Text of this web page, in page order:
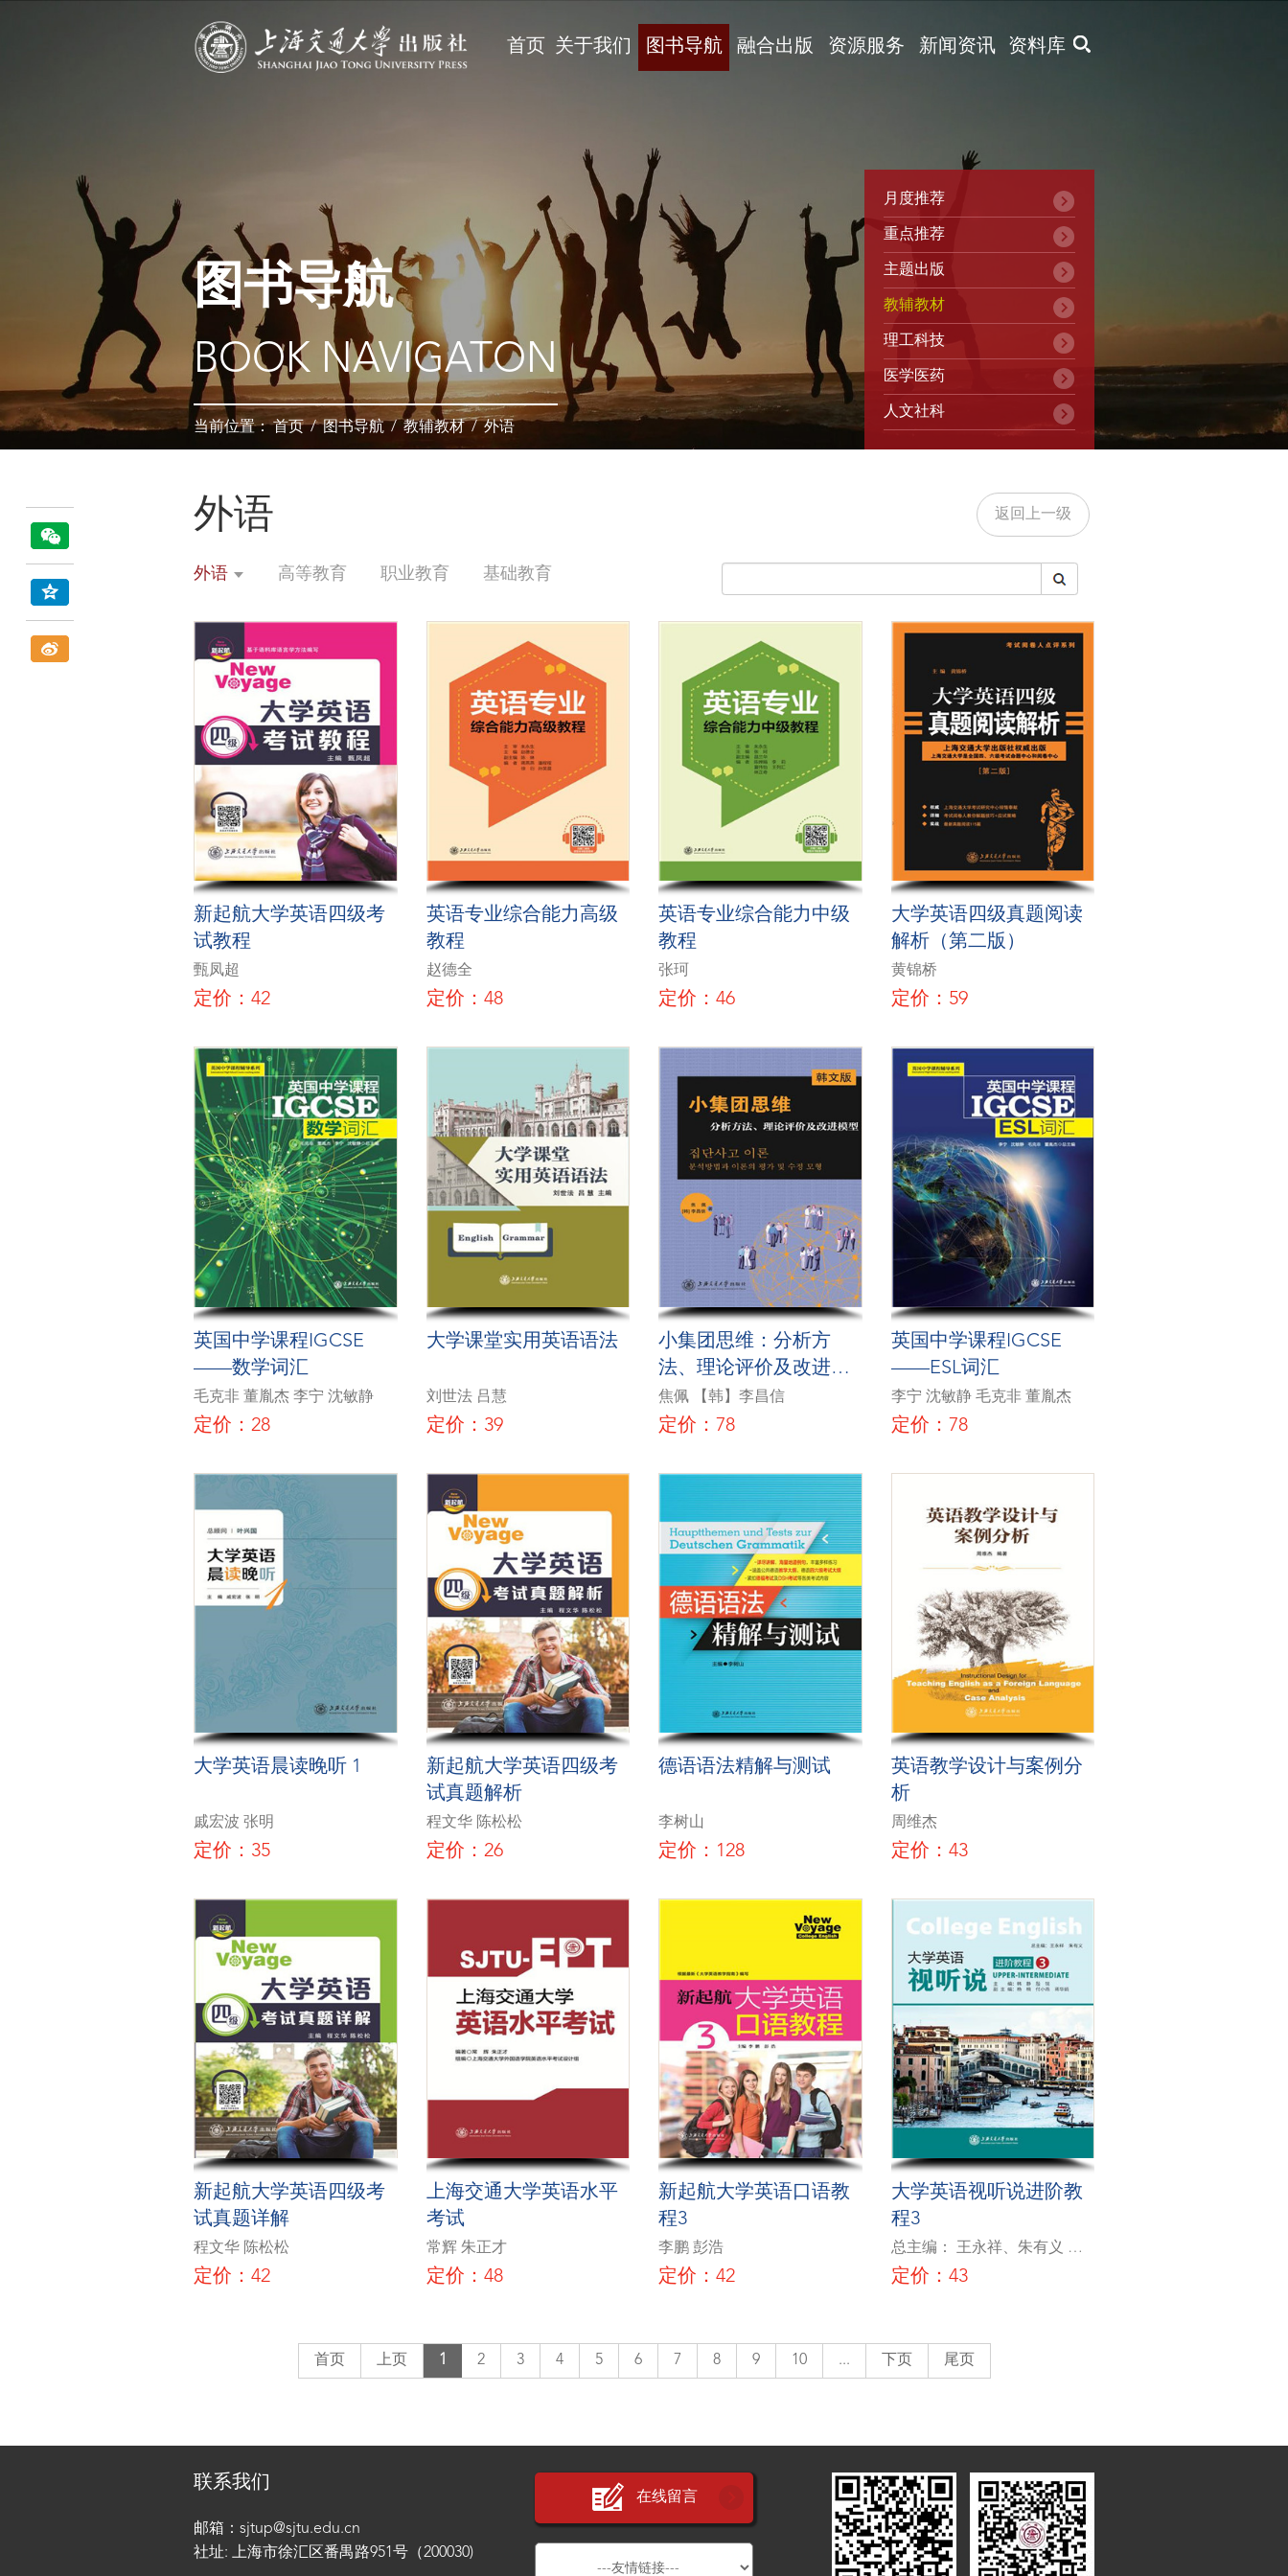
X
首页 关于我们 图书导航 融合出版 资源服务 新闻资讯 资料库
图书导航
BOOK NAVIGATON
当前位置：首页/图书导航 / 教辅教材 / 外语
月度推荐
重点推荐
主题出版
教辅教材
理工科技
医学医药
人文社科
外语 返回上一级
外语 高等教育 职业教育 基础教育
新起航大学英语四级考
试教程
甄凤超
定价：42
英语专业综合能力高级
教程
赵德全
定价：48
英语专业综合能力中级
教程
张珂
定价：46
大学英语四级真题阅读
解析（第二版）
黄锦桥
定价：59
英国中学课程IGCSE
——数学词汇
毛克非 董胤杰 李宁 沈敏静
定价：28
大学课堂实用英语语法
刘世法 吕慧
定价：39
小集团思维：分析方
法、理论评价及改进模
型（韩文版）
焦佩 【韩】李昌信
定价：78
英国中学课程IGCSE
——ESL词汇
李宁 沈敏静 毛克非 董胤杰
定价：78
大学英语晨读晚听 1
戚宏波 张明
定价：35
新起航大学英语四级考
试真题解析
程文华 陈松松
定价：26
德语语法精解与测试
李树山
定价：128
英语教学设计与案例分
析
周维杰
定价：43
新起航大学英语四级考
试真题详解
程文华 陈松松
定价：42
上海交通大学英语水平
考试
常辉 朱正才
定价：48
新起航大学英语口语教
程3
李鹏 彭浩
定价：42
大学英语视听说进阶教
程3
总主编： 王永祥、朱有义 分
册主编：韩静、殷铭
定价：43
首页 上页 1 2 3 4 5 6 7 8 9 10 ... 下页 尾页
联系我们
邮箱：sjtup@sjtu.edu.cn
社址: 上海市徐汇区番禺路951号（200030)
在线留言